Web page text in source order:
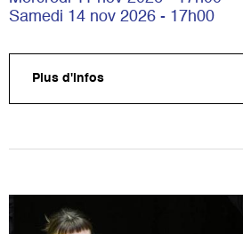
Samedi 14 nov 2026 - 17h00
Plus d'infos